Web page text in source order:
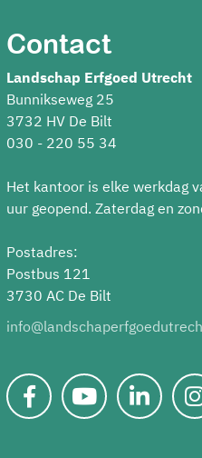
Contact
Landschap Erfgoed Utrecht
Bunnikseweg 25
3732 HV De Bilt
030 - 220 55 34
Het kantoor is elke werkdag
uur geopend. Zaterdag en
Postadres:
Postbus 121
3730 AC De Bilt